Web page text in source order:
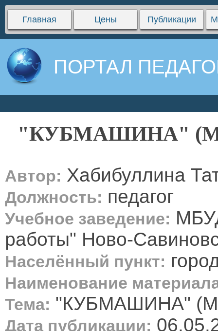
Главная Цены Публикации
ПОРТАЛ
"КУБМАШИНА"
Автор: Хабибуллина
Должность: педагог
Учебное заведение:
работы" Ново-
Населённый пункт:
Наименование
Тема: "КУБМАШИНА"
Дата публикации: